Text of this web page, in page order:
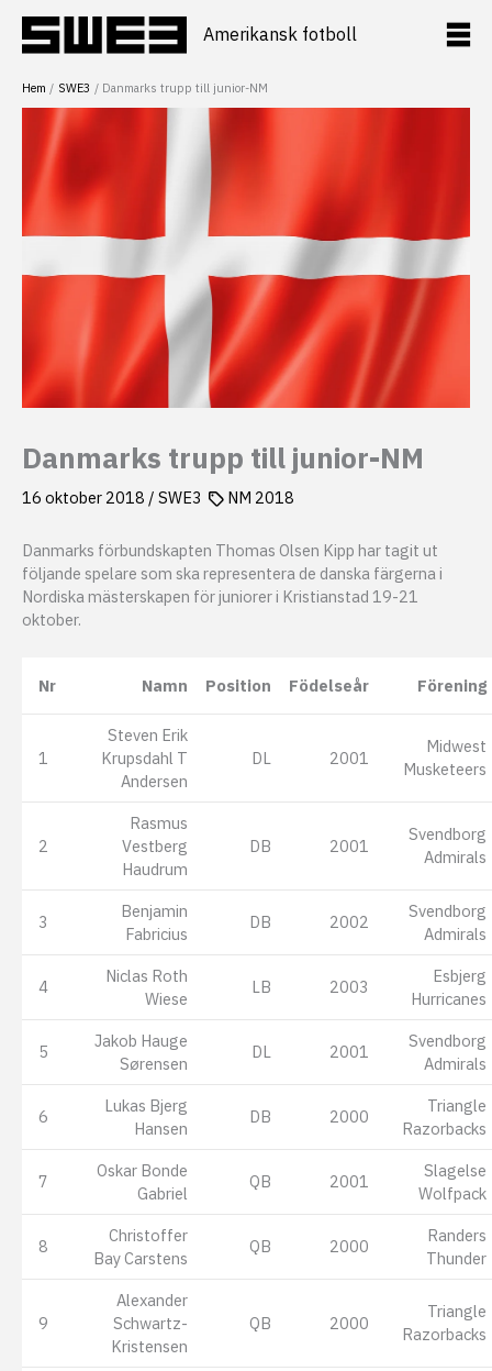
innehåll
Amerikansk fotboll
Hem SWE3 Danmarks trupp till junior-NM
Danmarks trupp till junior-NM
16 oktober 2018 / SWE3 NM 2018
Danmarks förbundskapten Thomas Olsen Kipp har tagit ut
följande spelare som ska representera de danska färgerna i
Nordiska mästerskapen för juniorer i Kristianstad 19-21
oktober.
Nr Namn Position Födelseår Förening
1
Steven Erik
Krupsdahl T
Andersen
DL 2001
Midwest
Musketeers
2
Rasmus
Vestberg
Haudrum
DB 2001
Svendborg
Admirals
3
Benjamin
Fabricius
DB 2002
Svendborg
Admirals
4
Niclas Roth
Wiese
LB 2003
Esbjerg
Hurricanes
5
Jakob Hauge
Sørensen
DL 2001
Svendborg
Admirals
6
Lukas Bjerg
Hansen
DB 2000
Triangle
Razorbacks
7
Oskar Bonde
Gabriel
QB 2001
Slagelse
Wolfpack
8
Christoffer
Bay Carstens
QB 2000
Randers
Thunder
9
Alexander
Schwartz-
Kristensen
QB 2000
Triangle
Razorbacks